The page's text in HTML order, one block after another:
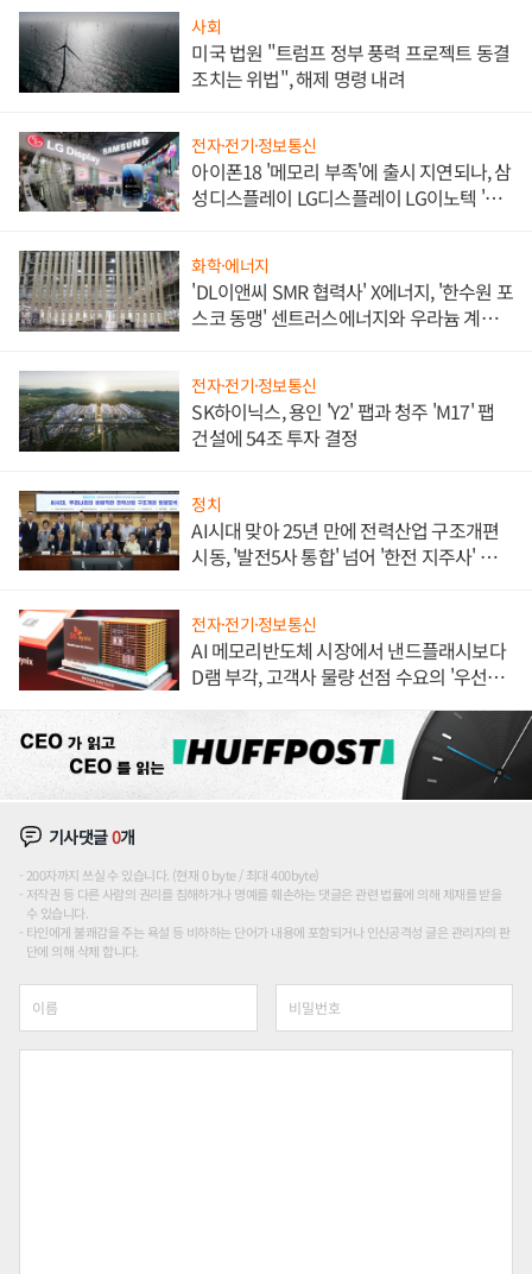
사회
미국 법원 "트럼프 정부 풍력 프로젝트 동결
조치는 위법", 해제 명령 내려
전자·전기·정보통신
아이폰18 '메모리 부족'에 출시 지연되나, 삼
성디스플레이 LG디스플레이 LG이노텍 '탈
화학·에너지
'DL이앤씨 SMR 협력사' X에너지, '한수원 포
스코 동맹' 센트러스에너지와 우라늄 계약
전자·전기·정보통신
SK하이닉스, 용인 'Y2' 팹과 청주 'M17' 팹
건설에 54조 투자 결정
정치
AI시대 맞아 25년 만에 전력산업 구조개편
시동, '발전5사 통합' 넘어 '한전 지주사' 재편
전자·전기·정보통신
AI 메모리반도체 시장에서 낸드플래시보다
D램 부각, 고객사 물량 선점 수요의 '우선순
기사댓글0개
200자까지 쓰실 수 있습니다. (현재 0 byte / 최대 400byte)
저작권 등 다른 사람의 권리를 침해하거나 명예를 훼손하는 댓글은 관련 법률에 의해 제재를 받을
수 있습니다.
타인에게 불쾌감을 주는 욕설 등 비하하는 단어가 내용에 포함되거나 인신공격성 글은 관리자의 판
단에 의해 삭제 합니다.